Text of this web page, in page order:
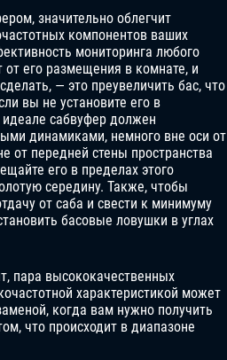
значительно облегчит
компонентов ваших
мониторинга любого
от его размещения в комнате, и
— это преувеличить бас, что
вы не установите его в
сабвуфер должен
динамиками, немного вне оси от
от передней стены пространства
его в пределах этого
середину. Также, чтобы
от саба и свести к минимуму
басовые ловушки в углах
пара высококачественных
характеристикой может
когда вам нужно получить
что происходит в диапазоне